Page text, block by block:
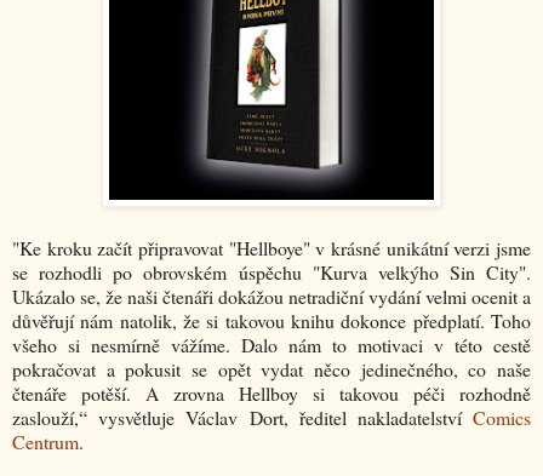
"Ke kroku začít připravovat "Hellboye" v krásné unikátní verzi jsme
se rozhodli po obrovském úspěchu "Kurva velkýho Sin City".
Ukázalo se, že naši čtenáři dokážou netradiční vydání velmi ocenit a
důvěřují nám natolik, že si takovou knihu dokonce předplatí. Toho
všeho si nesmírně vážíme. Dalo nám to motivaci v této cestě
pokračovat a pokusit se opět vydat něco jedinečného, co naše
čtenáře potěší. A zrovna Hellboy si takovou péči rozhodně
zaslouží,“ vysvětluje Václav Dort, ředitel nakladatelství Comics
Centrum.